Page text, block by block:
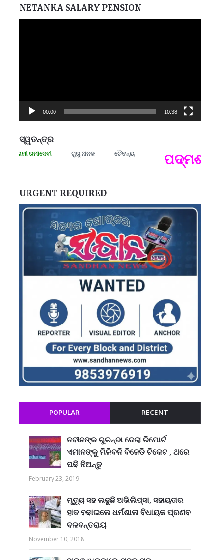
NETANKA SALARY PENSION
00:00 10:38
ସ୍ୱତନ୍ତ୍ର
ରମାଦେବୀ ଗୁରୁ ନାନକ ଚୈତନ୍ୟ ପଦ୍ମଶ୍ରୀ
URGENT REQUIRED
POPULAR RECENT
ନବୀନଙ୍କ ଗୁଇନ୍ଦା ଦେଲା ରିପୋର୍ଟ
ଏମାନଙ୍କୁ ମିଳିବନି ବିଜେଡି ଟିକେଟ , ଥରେ
ପଢି ନିଅନ୍ତୁ
February 23, 2019
ମୃତ୍ୟୁ ସହ ଲଢୁଛି ଅଭିଲିପ୍ସା, ସହାୟତାର
ହାତ ବଢାଇଲେ ଧର୍ମଶାଳା ବିଧାୟକ ପ୍ରଣବ
ବଳବନ୍ତରାୟ
November 10, 2018